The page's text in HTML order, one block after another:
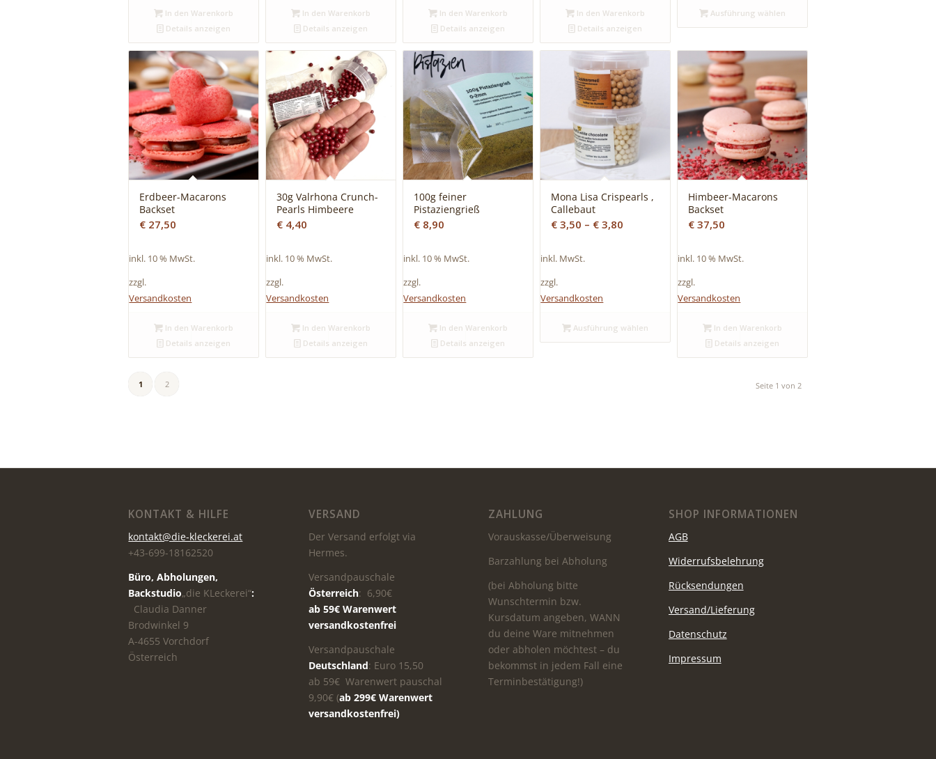
In den Warenkorb
Details anzeigen
In den Warenkorb
Details anzeigen
In den Warenkorb
Details anzeigen
In den Warenkorb
Details anzeigen
Ausführung wählen
Erdbeer-Macarons
Backset
€ 27,50
inkl. 10 % MwSt.
zzgl.
Versandkosten
In den Warenkorb
Details anzeigen
30g Valrhona Crunch-
Pearls Himbeere
€ 4,40
inkl. 10 % MwSt.
zzgl.
Versandkosten
In den Warenkorb
Details anzeigen
100g feiner
Pistaziengrieß
€ 8,90
inkl. 10 % MwSt.
zzgl.
Versandkosten
In den Warenkorb
Details anzeigen
Mona Lisa Crispearls ,
Callebaut
€ 3,50 – € 3,80
inkl. MwSt.
zzgl.
Versandkosten
Ausführung wählen
Himbeer-Macarons
Backset
€ 37,50
inkl. 10 % MwSt.
zzgl.
Versandkosten
In den Warenkorb
Details anzeigen
Seite 1 von 2
1 2
KONTAKT & HILFE
kontakt@die-kleckerei.at
+43-699-18162520
Büro, Abholungen,
Backstudio„die KLeckerei“:
Claudia Danner
Brodwinkel 9
A-4655 Vorchdorf
Österreich
VERSAND
Der Versand erfolgt via
Hermes.
Versandpauschale
Österreich: 6,90€
ab 59€ Warenwert
versandkostenfrei
Versandpauschale
Deutschland: Euro 15,50
ab 59€ Warenwert pauschal
9,90€ (ab 299€ Warenwert
versandkostenfrei)
ZAHLUNG
Vorauskasse/Überweisung
Barzahlung bei Abholung
(bei Abholung bitte
Wunschtermin bzw.
Kursdatum angeben, WANN
du deine Ware mitnehmen
oder abholen möchtest – du
bekommst in jedem Fall eine
Terminbestätigung!)
SHOP INFORMATIONEN
AGB
Widerrufsbelehrung
Rücksendungen
Versand/Lieferung
Datenschutz
Impressum